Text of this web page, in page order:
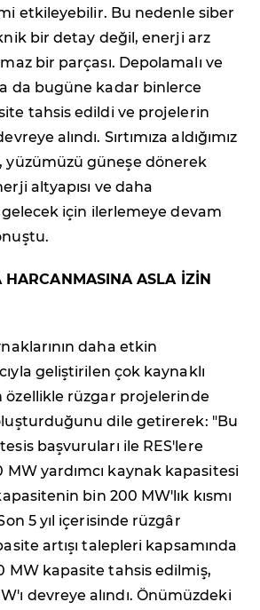
etkileyebilir. Bu nedenle siber
bir detay değil, enerji arz
bir parçası. Depolamalı ve
da bugüne kadar binlerce
tahsis edildi ve projelerin
alındı. Sırtımıza aldığımız
yüzümüzü güneşe dönerek
altyapısı ve daha
için ilerlemeye devam
ASLA İZİN
daha etkin
geliştirilen çok kaynaklı
rüzgar projelerinde
dile getirerek: "Bu
başvuruları ile RES'lere
MW yardımcı kaynak kapasitesi
bin 200 MW'lık kısmı
5 yıl içerisinde rüzgâr
artışı talepleri kapsamında
MW kapasite tahsis edilmiş,
devreye alındı. Önümüzdeki